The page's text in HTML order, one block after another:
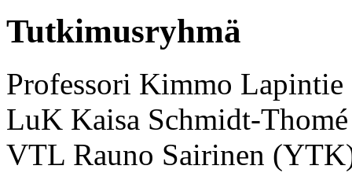
Tutkimusryhmä
Professori Kimmo
LuK Kaisa Schmidt-
VTL Rauno Sairinen